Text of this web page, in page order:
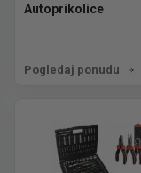
Autoprikolice
Pogledaj ponudu